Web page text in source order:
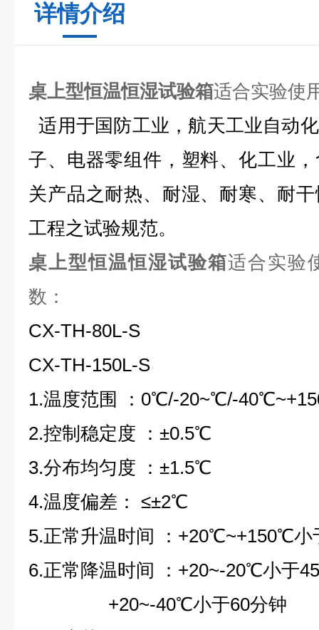
详情介绍
桌上型恒温恒湿试验箱适合实验使
适用于国防工业，航天工业自动
子、电器零组件，塑料、化工业
关产品之耐热、耐湿、耐寒、耐
工程之试验规范。
桌上型恒温恒湿试验箱适合实验
数：
CX-TH-80L-S
CX-TH-150L-S
1.温度范围 ：0℃/-20~℃/-40℃
2.控制稳定度 ：±0.5℃
3.分布均匀度 ：±1.5℃
4.温度偏差： ≤±2℃
5.正常升温时间 ：+20℃~+150℃小
6.正常降温时间 ：+20~-20℃小于
+20~-40℃小于60分钟